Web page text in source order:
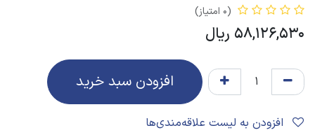
(0 امتیاز)
58,126,530 ریال
افزودن سبد خرید